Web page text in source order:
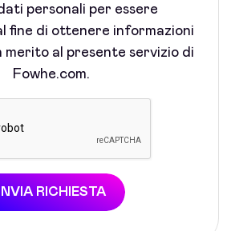
personali per essere
fine di ottenere informazioni
merito al presente servizio di
Fowhe.com.
INVIA RICHIESTA